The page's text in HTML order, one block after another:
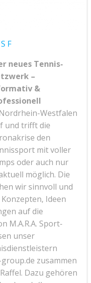
S F
neues Tennis-
–
&
Westfalen
und trifft die
den
mit voller
oder auch nur
möglich. Die
wir sinnvoll und
Ideen
auf die
M.A.R.A. Sport-
unser
zusammen
Dazu gehören